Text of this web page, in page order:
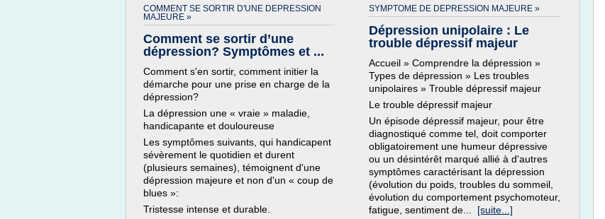
COMMENT SE SORTIR D'UNE DEPRESSION
MAJEURE »
Comment se sortir d’une
dépression? Symptômes et ...
Comment s'en sortir, comment initier la
démarche pour une prise en charge de la
dépression?
La dépression une « vraie » maladie,
handicapante et douloureuse
Les symptômes suivants, qui handicapent
sévèrement le quotidien et durent
(plusieurs semaines), témoignent d'une
dépression majeure et non d'un « coup de
blues »:
Tristesse intense et durable.
SYMPTOME DE DEPRESSION MAJEURE »
Dépression unipolaire : Le
trouble dépressif majeur
Accueil » Comprendre la dépression »
Types de dépression » Les troubles
unipolaires » Trouble dépressif majeur
Le trouble dépressif majeur
Un épisode dépressif majeur, pour être
diagnostiqué comme tel, doit comporter
obligatoirement une humeur dépressive
ou un désintérêt marqué allié à d'autres
symptômes caractérisant la dépression
(évolution du poids, troubles du sommeil,
évolution du comportement psychomoteur,
fatigue, sentiment de... [suite...]